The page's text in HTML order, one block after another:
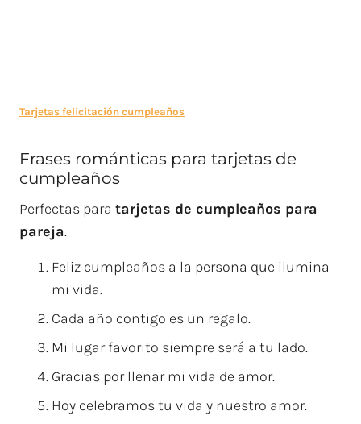
Tarjetas felicitación cumpleaños
Frases románticas para tarjetas de
cumpleaños
Perfectas para tarjetas de cumpleaños para
pareja.
Feliz cumpleaños a la persona que ilumina
mi vida.
Cada año contigo es un regalo.
Mi lugar favorito siempre será a tu lado.
Gracias por llenar mi vida de amor.
Hoy celebramos tu vida y nuestro amor.